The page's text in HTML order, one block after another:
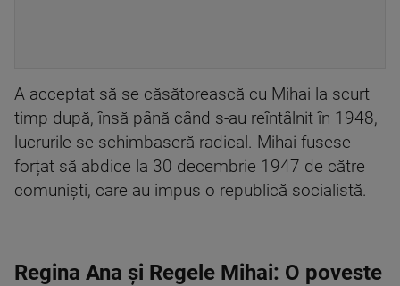
A acceptat să se căsătorească cu Mihai la scurt
timp după, însă până când s-au reîntâlnit în 1948,
lucrurile se schimbaseră radical. Mihai fusese
forțat să abdice la 30 decembrie 1947 de către
comuniști, care au impus o republică socialistă.
Regina Ana și Regele Mihai: O poveste